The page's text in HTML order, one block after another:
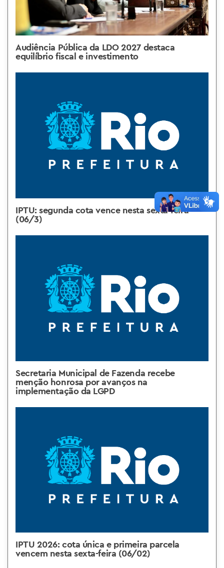
Audiência Pública da LDO 2027 destaca
equilíbrio fiscal e investimento
IPTU: segunda cota vence nesta sexta-feira
(06/3)
Secretaria Municipal de Fazenda recebe
menção honrosa por avanços na
implementação da LGPD
IPTU 2026: cota única e primeira parcela
vencem nesta sexta-feira (06/02)